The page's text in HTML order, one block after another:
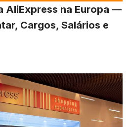
AliExpress na Europa —
Cargos, Salários e